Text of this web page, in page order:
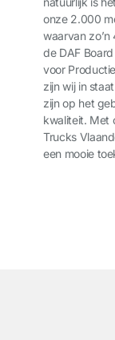
onze 2.000
waarvan zo’n
de DAF
voor
zijn wij in
zijn op het
kwaliteit. Met
Trucks
een mooie